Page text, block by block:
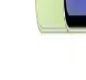
Samsung Galaxy A
dikkat edilmesi